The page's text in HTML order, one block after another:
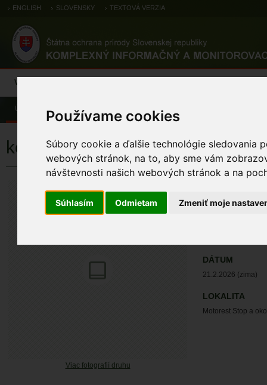
Používame cookies
Súbory cookie a ďalšie technológie sledovania
webových stránok, na to, aby sme vám
návštevnosti našich webových stránok a na
Súhlasím Odmietam Zmeniť moje
ENGLISH SLOVENSKY TEXTOVÁ VERZIA
Výsledky monitoringu
Úvod Pozorovania a výskytové dáta
kormorán veľký
Viac fotografií druhu
Phalacrocorax
DÁTUM
21.2.2026 (zima)
LOKALITA
Motorest Stop a